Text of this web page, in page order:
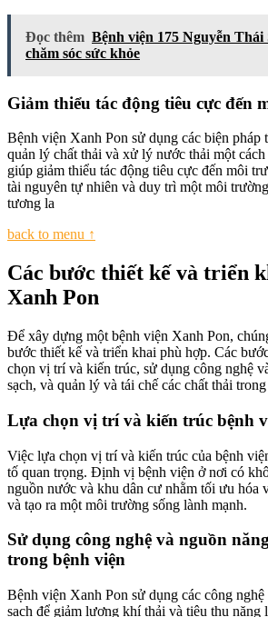
Đọc thêm Bệnh viện 175 Nguyễn
chăm sóc sức khỏe
Giảm thiểu tác động tiêu cực đến
Bệnh viện Xanh Pon sử dụng các biện pháp
quản lý chất thải và xử lý nước thải một
giúp giảm thiểu tác động tiêu cực đến môi
tài nguyên tự nhiên và duy trì một môi
tương la
back to menu ↑
Các bước thiết kế và triển
Xanh Pon
Để xây dựng một bệnh viện Xanh Pon,
bước thiết kế và triển khai phù hợp. Các
chọn vị trí và kiến trúc, sử dụng công nghệ
sạch, và quản lý và tái chế các chất thải
Lựa chọn vị trí và kiến trúc bệnh
Việc lựa chọn vị trí và kiến trúc của bệnh
tố quan trọng. Định vị bệnh viện ở nơi có
nguồn nước và khu dân cư nhằm tối ưu hóa
và tạo ra một môi trường sống lành mạnh.
Sử dụng công nghệ và nguồn
trong bệnh viện
Bệnh viện Xanh Pon sử dụng các công
sạch để giảm lượng khí thải và tiêu thụ năng